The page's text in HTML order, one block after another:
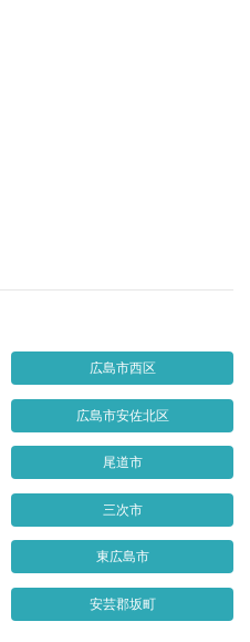
広島市西区
広島市安佐北区
尾道市
三次市
東広島市
安芸郡坂町